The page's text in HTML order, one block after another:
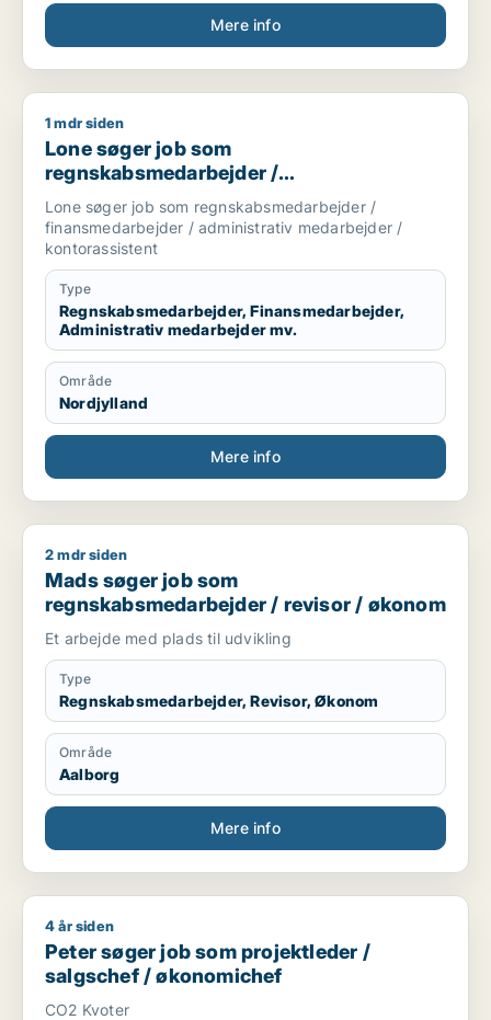
Mere info
Lone søger job som regnskabsmedarbejder /
1 mdr siden
Lone søger job som
regnskabsmedarbejder /
finansmedarbejder / administrativ
medarbejder / kontorassistent
Lone søger job som regnskabsmedarbejder /
finansmedarbejder / administrativ medarbejder /
kontorassistent
Type
Regnskabsmedarbejder, Finansmedarbejder,
Administrativ medarbejder mv.
Område
Nordjylland
Mere info
Mads søger job som regnskabsmedarbejder / revisor /
2 mdr siden
Mads søger job som
regnskabsmedarbejder / revisor / økonom
Et arbejde med plads til udvikling
Type
Regnskabsmedarbejder, Revisor, Økonom
Område
Aalborg
Mere info
Peter søger job som projektleder / salgschef / økonomichef
4 år siden
Peter søger job som projektleder /
salgschef / økonomichef
CO2 Kvoter